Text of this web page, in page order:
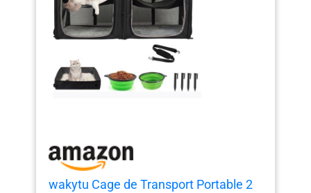
wakytu Cage de Transport Portable 2